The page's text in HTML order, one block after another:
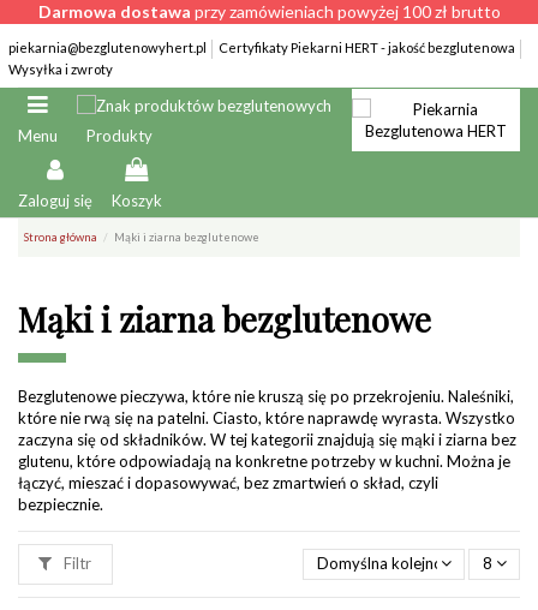
Darmowa dostawa przy zamówieniach powyżej 100 zł brutto
piekarnia@bezglutenowyhert.pl
Certyfikaty Piekarni HERT - jakość bezglutenowa
Wysyłka i zwroty
Menu Produkty
Zaloguj się Koszyk
Strona główna Mąki i ziarna bezglutenowe
Mąki i ziarna bezglutenowe
Bezglutenowe pieczywa, które nie kruszą się po przekrojeniu. Naleśniki,
które nie rwą się na patelni. Ciasto, które naprawdę wyrasta. Wszystko
zaczyna się od składników. W tej kategorii znajdują się mąki i ziarna bez
glutenu, które odpowiadają na konkretne potrzeby w kuchni. Można je
łączyć, mieszać i dopasowywać, bez zmartwień o skład, czyli
bezpiecznie.
Filtr Domyślna kolejność 8